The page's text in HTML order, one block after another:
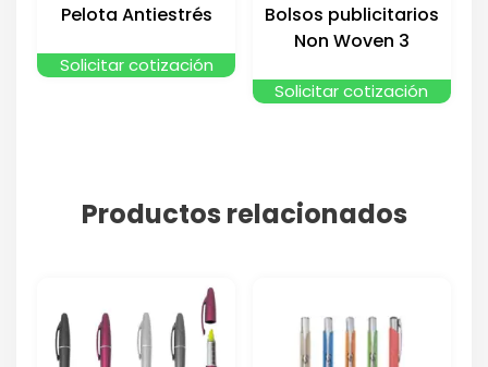
Pelota Antiestrés
Solicitar cotización
Bolsos publicitarios
Non Woven 3
Solicitar cotización
Productos relacionados